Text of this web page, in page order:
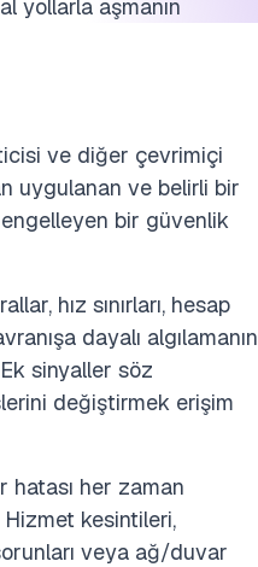
yollarla aşmanın
ve diğer çevrimiçi
uygulanan ve belirli bir
bir güvenlik
hız sınırları, hesap
dayalı algılamanın
sinyaller söz
değiştirmek erişim
hatası her zaman
kesintileri,
veya ağ/duvar